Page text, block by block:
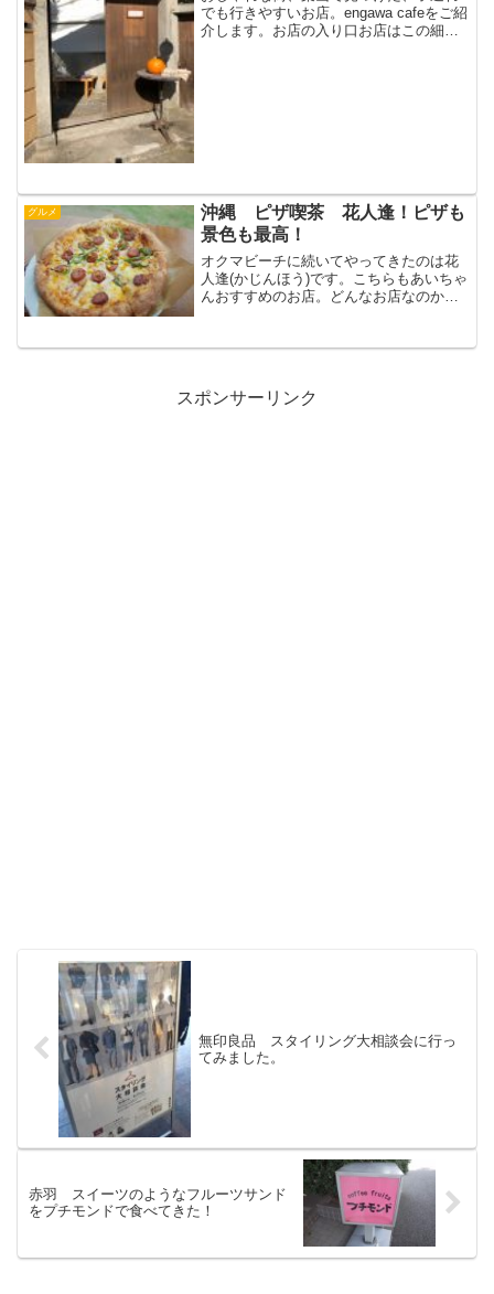
でも行きやすいお店。engawa cafeをご紹
介します。お店の入り口お店はこの細い
グルメ
沖縄 ピザ喫茶 花人逢！ピザも
景色も最高！
オクマビーチに続いてやってきたのは花
人逢(かじんほう)です。こちらもあいちゃ
んおすすめのお店。どんなお店なのかさ
やテレビにも出ている有名店。平日だか
スポンサーリンク
無印良品 スタイリング大相談会に行っ
てみました。
赤羽 スイーツのようなフルーツサンド
をプチモンドで食べてきた！